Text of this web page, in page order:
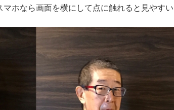
ホなら画面を横にして点に触れると見やすい